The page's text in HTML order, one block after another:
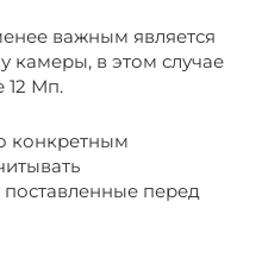
важным является
камеры, в этом случае
12 Мп.
конкретным
перед